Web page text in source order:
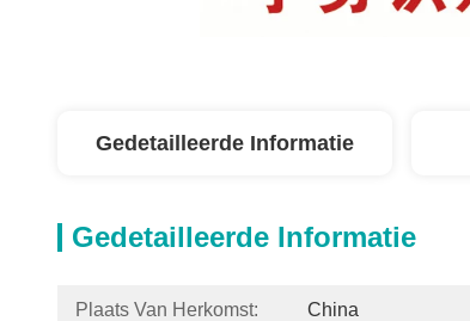
Gedetailleerde Informatie
Gedetailleerde Informatie
Plaats Van Herkomst: China